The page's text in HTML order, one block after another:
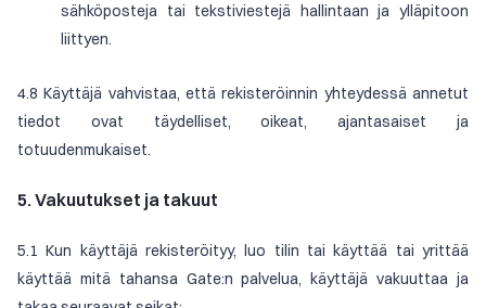
sähköposteja tai tekstiviestejä hallintaan ja ylläpitoon
liittyen.
4.8 Käyttäjä vahvistaa, että rekisteröinnin yhteydessä annetut
tiedot ovat täydelliset, oikeat, ajantasaiset ja
totuudenmukaiset.
5. Vakuutukset ja takuut
5.1 Kun käyttäjä rekisteröityy, luo tilin tai käyttää tai yrittää
käyttää mitä tahansa Gate:n palvelua, käyttäjä vakuuttaa ja